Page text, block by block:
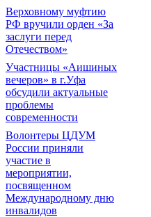
Верховному муфтию
РФ вручили орден «За
заслуги перед
Отечеством»
Участницы «Аишиных
вечеров» в г.Уфа
обсудили актуальные
проблемы
современности
Волонтеры ЦДУМ
России приняли
участие в
мероприятии,
посвященном
Международному дню
инвалидов